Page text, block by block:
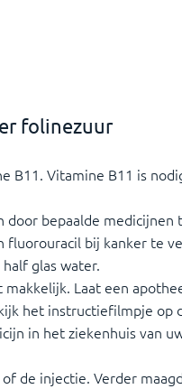
folinezuur
B11. Vitamine B11 is
bepaalde medicijnen
fluorouracil bij kanker te
glas water.
Laat een
het instructiefilmpje op
in het ziekenhuis van
de injectie. Verder